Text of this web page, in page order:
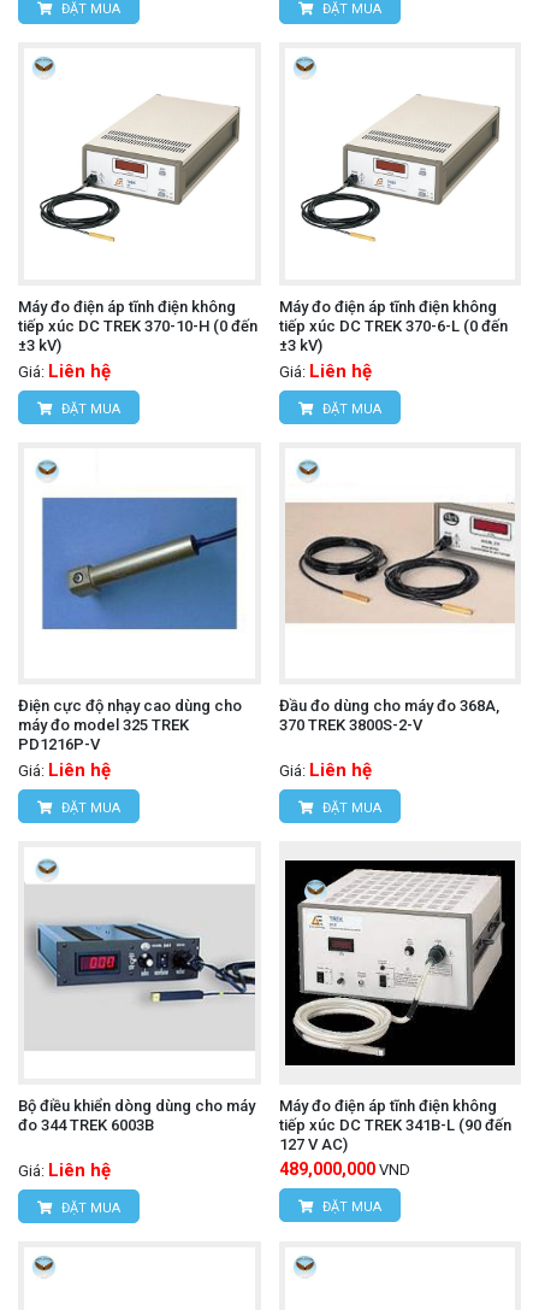
ĐẶT MUA ĐẶT MUA
Máy đo điện áp tĩnh điện không
tiếp xúc DC TREK 370-10-H (0 đến
±3 kV)
Giá: Liên hệ
ĐẶT MUA
Máy đo điện áp tĩnh điện không
tiếp xúc DC TREK 370-6-L (0 đến
±3 kV)
Giá: Liên hệ
ĐẶT MUA
Điện cực độ nhạy cao dùng cho
máy đo model 325 TREK
PD1216P-V
Giá: Liên hệ
ĐẶT MUA
Đầu đo dùng cho máy đo 368A,
370 TREK 3800S-2-V
Giá: Liên hệ
ĐẶT MUA
Bộ điều khiển dòng dùng cho máy
đo 344 TREK 6003B
Giá: Liên hệ
ĐẶT MUA
Máy đo điện áp tĩnh điện không
tiếp xúc DC TREK 341B-L (90 đến
127 V AC)
489,000,000 VND
ĐẶT MUA